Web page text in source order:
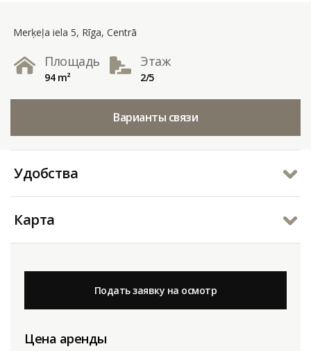
Merķeļa iela 5, Rīga, Centrā
Площадь
94 m²
Этаж
2/5
Варианты связи
Удобства
Карта
Подать заявку на осмотр
Цена аренды